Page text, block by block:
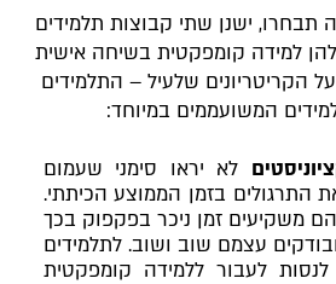
תבחרו, ישנן שתי קבוצות תלמידים
למידה קומפקטית בשיחה אישית
הקריטריונים שלעיל – התלמידים
המשועממים במיוחד:
לא יראו סימני שעמום
התרגולים בזמן הממוצע הכיתתי.
משקיעים זמן ניכר בפקפוק בכך
עצמם שוב ושוב. לתלמידים
לעבור ללמידה קומפקטית